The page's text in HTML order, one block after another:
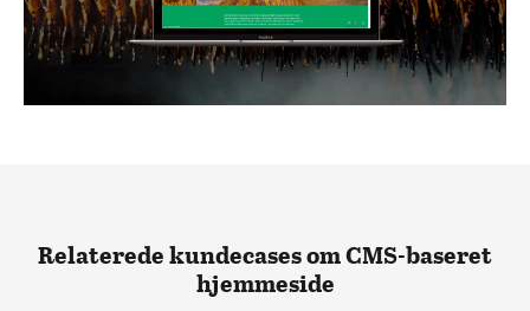
Relaterede kundecases om CMS-baseret
hjemmeside